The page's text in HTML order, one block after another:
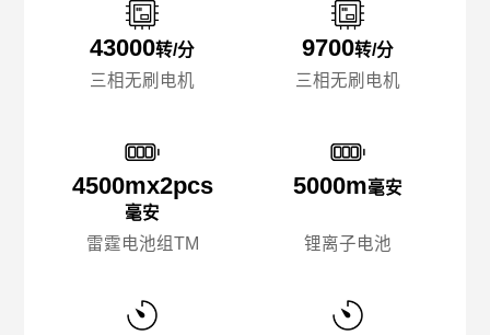
43000转/分
三相无刷电机
4500mx️2pcs
毫安
雷霆电池组TM
9700转/分
三相无刷电机
5000m毫安
锂离子电池